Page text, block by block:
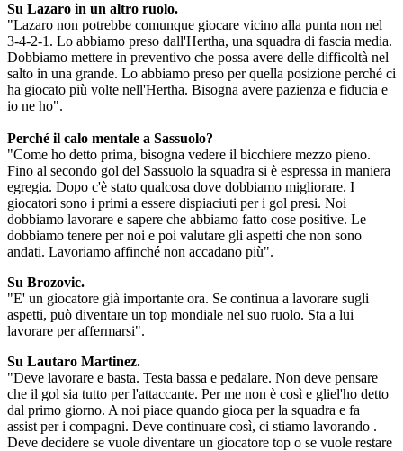
Su Lazaro in un altro ruolo.
"Lazaro non potrebbe comunque giocare vicino alla punta non nel
3-4-2-1. Lo abbiamo preso dall'Hertha, una squadra di fascia media.
Dobbiamo mettere in preventivo che possa avere delle difficoltà nel
salto in una grande. Lo abbiamo preso per quella posizione perché ci
ha giocato più volte nell'Hertha. Bisogna avere pazienza e fiducia e
io ne ho".
Perché il calo mentale a Sassuolo?
"Come ho detto prima, bisogna vedere il bicchiere mezzo pieno.
Fino al secondo gol del Sassuolo la squadra si è espressa in maniera
egregia. Dopo c'è stato qualcosa dove dobbiamo migliorare. I
giocatori sono i primi a essere dispiaciuti per i gol presi. Noi
dobbiamo lavorare e sapere che abbiamo fatto cose positive. Le
dobbiamo tenere per noi e poi valutare gli aspetti che non sono
andati. Lavoriamo affinché non accadano più".
Su Brozovic.
"E' un giocatore già importante ora. Se continua a lavorare sugli
aspetti, può diventare un top mondiale nel suo ruolo. Sta a lui
lavorare per affermarsi".
Su Lautaro Martinez.
"Deve lavorare e basta. Testa bassa e pedalare. Non deve pensare
che il gol sia tutto per l'attaccante. Per me non è così e gliel'ho detto
dal primo giorno. A noi piace quando gioca per la squadra e fa
assist per i compagni. Deve continuare così, ci stiamo lavorando .
Deve decidere se vuole diventare un giocatore top o se vuole restare